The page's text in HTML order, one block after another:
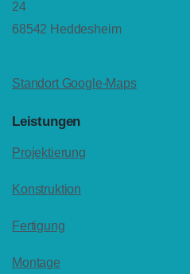
24
68542 Heddesheim
Standort Google-Maps
Leistungen
Projektierung
Konstruktion
Fertigung
Montage